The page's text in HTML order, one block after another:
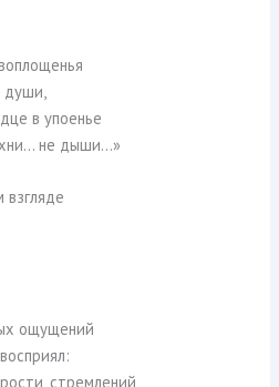
души,
в упоенье
не дыши…»
ощущений
стремлений,